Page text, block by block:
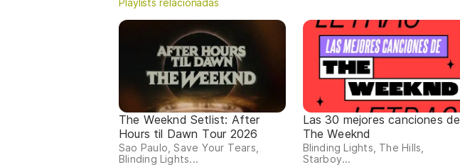
Playlists relacionadas
The Weeknd Setlist: After
Hours til Dawn Tour 2026
Sao Paulo, Save Your Tears,
Blinding Lights...
Las 30 mejores canciones de
The Weeknd
Blinding Lights, The Hills,
Starboy...